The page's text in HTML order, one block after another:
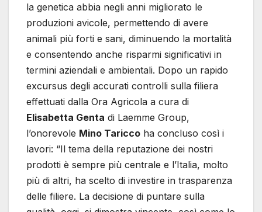
la genetica abbia negli anni migliorato le
produzioni avicole, permettendo di avere
animali più forti e sani, diminuendo la mortalità
e consentendo anche risparmi significativi in
termini aziendali e ambientali. Dopo un rapido
excursus degli accurati controlli sulla filiera
effettuati dalla Ora Agricola a cura di
Elisabetta Genta di Laemme Group,
l’onorevole Mino Taricco ha concluso così i
lavori: “Il tema della reputazione dei nostri
prodotti è sempre più centrale e l’Italia, molto
più di altri, ha scelto di investire in trasparenza
delle filiere. La decisione di puntare sulla